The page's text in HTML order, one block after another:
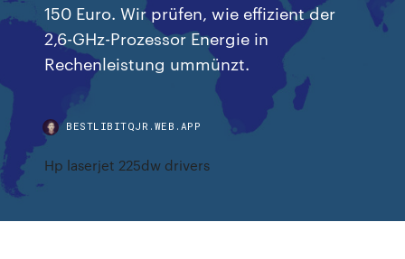
150 Euro. Wir prüfen, wie effizient der
2,6-GHz-Prozessor Energie in
Rechenleistung ummünzt.
BESTLIBITQJR.WEB.APP
Hp laserjet 225dw drivers